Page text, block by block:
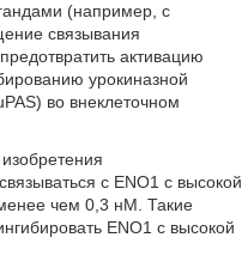
(например, с
связывания
активацию
урокиназной
во внеклеточном
с ENO1 с высокой
чем 0,3 нМ. Такие
ENO1 с высокой